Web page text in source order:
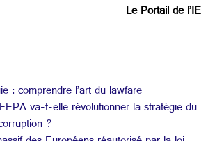
Le Portail de l’IE
: comprendre l’art du lawfare
va-t-elle révolutionner la stratégie du
?